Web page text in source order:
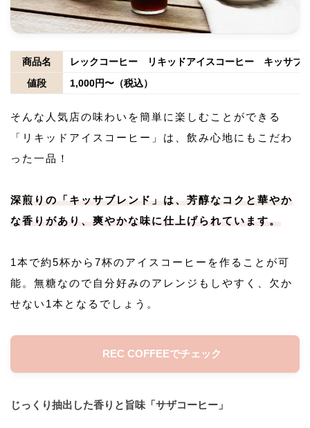
商品名
レックコーヒー リキッドアイスコーヒー キッサブ
値段
1,000円〜（税込）
そんな人気店の味わいを簡単に楽しむことができる
「リキッドアイスコーヒー」は、飲み心地にもこだわ
った一品！
深煎りの「キッサブレンド」は、芳醇なコクと華やか
な香りがあり、爽やかな味に仕上げられています。
1本で約5杯から7杯のアイスコーヒーを作ることが可
能。無糖なので自分好みのアレンジもしやすく、欠か
せない1本となるでしょう。
REC COFFEEでチェック
じっくり抽出した香りと旨味「サザコーヒー」